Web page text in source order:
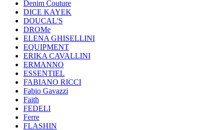
Denim Couture
DICE KAYEK
DOUCAL'S
DROMe
ELENA GHISELLINI
EQUIPMENT
ERIKA CAVALLINI
ERMANNO
ESSENTIEL
FABIANO RICCI
Fabio Gavazzi
Faith
FEDELI
Ferre
FLASHIN